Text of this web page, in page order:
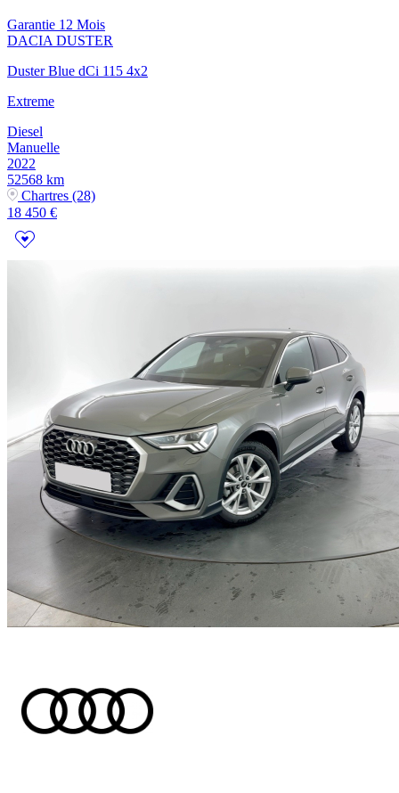
Garantie 12 Mois
DACIA DUSTER
Duster Blue dCi 115 4x2
Extreme
Diesel
Manuelle
2022
52568 km
Chartres (28)
18 450 €